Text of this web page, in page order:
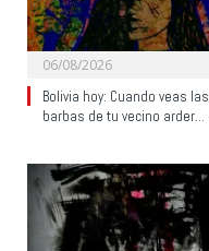
06/08/2026
Bolivia hoy: Cuando veas las
barbas de tu vecino arder…